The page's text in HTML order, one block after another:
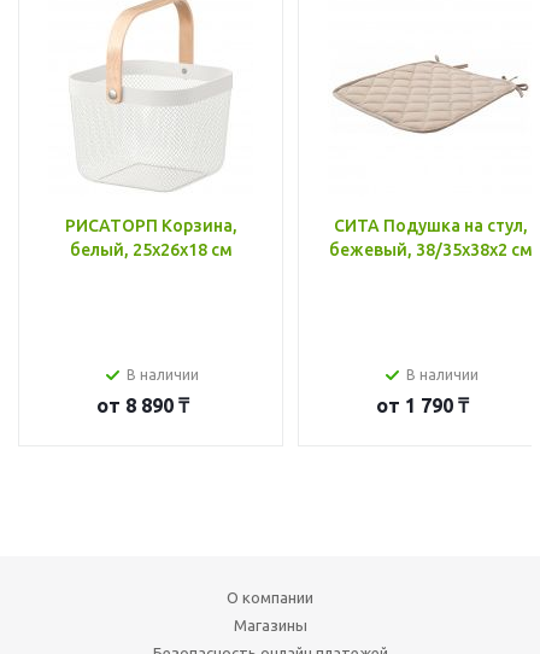
РИСАТОРП Корзина,
белый, 25x26x18 см
В наличии
от 8 890 ₸
СИТА Подушка на стул,
бежевый, 38/35x38x2 см
В наличии
от 1 790 ₸
О компании
Магазины